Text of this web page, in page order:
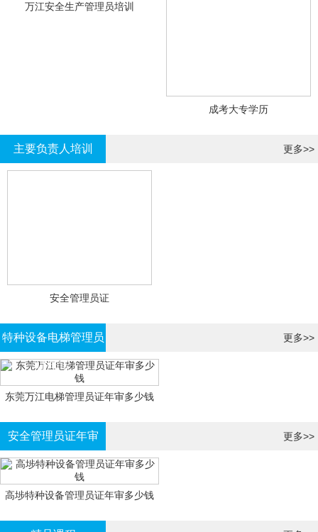
万江安全生产管理员培训
成考大专学历
主要负责人培训 更多>>
安全管理员证
特种设备电梯管理员
证年审
更多>>
东莞万江电梯管理员证年审多少钱
安全管理员证年审 更多>>
高埗特种设备管理员证年审多少钱